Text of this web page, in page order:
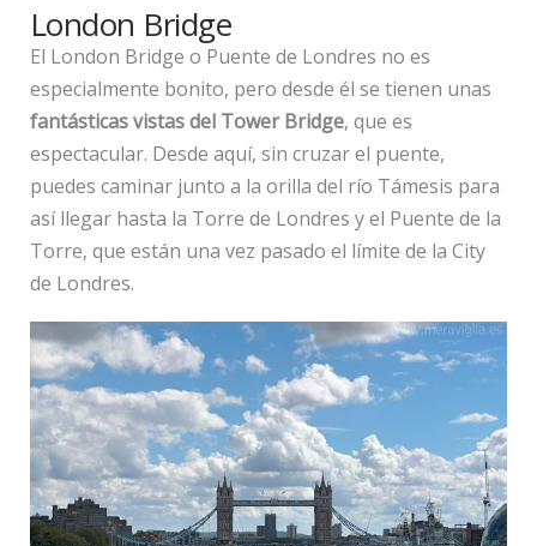
London Bridge
El London Bridge o Puente de Londres no es
especialmente bonito, pero desde él se tienen unas
fantásticas vistas del Tower Bridge, que es
espectacular. Desde aquí, sin cruzar el puente,
puedes caminar junto a la orilla del río Támesis para
así llegar hasta la Torre de Londres y el Puente de la
Torre, que están una vez pasado el límite de la City
de Londres.